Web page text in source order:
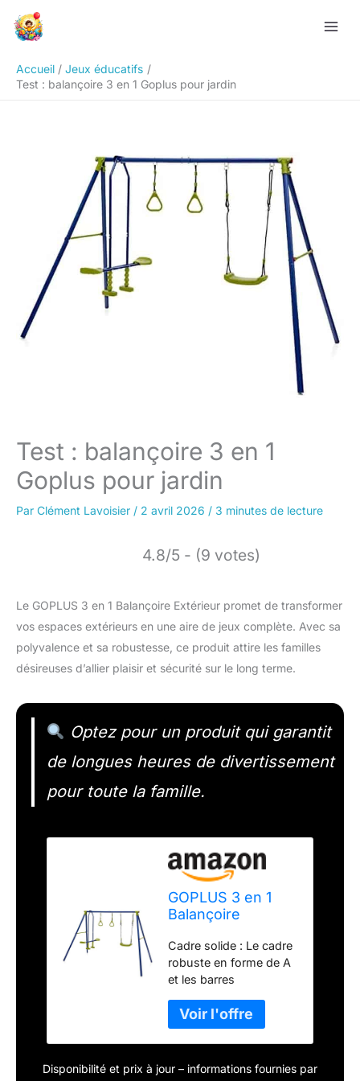
Accueil
Jeux éducatifs
Test : balançoire 3 en 1 Goplus pour jardin
Test : balançoire 3 en 1
Goplus pour jardin
Par Clément Lavoisier / 2 avril 2026 / 3 minutes de lecture
4.8/5 - (9 votes)
Le GOPLUS 3 en 1 Balançoire Extérieur promet de transformer
vos espaces extérieurs en une aire de jeux complète. Avec sa
polyvalence et sa robustesse, ce produit attire les familles
désireuses d’allier plaisir et sécurité sur le long terme.
Optez pour un produit qui garantit
de longues heures de divertissement
pour toute la famille.
GOPLUS 3 en 1
Balançoire
Portique et
Balançoire 3
Agrès Charge
200kg, Tape-Cul
Suspendu, 2
Anneaux de
Gymnastique,
177CM(H),pour
Cadre solide : Le cadre
robuste en forme de A
et les barres
le rendent solide,
durable et sûr à jouer.
De plus, nous le
concevons également
Disponibilité et prix à jour – informations fournies par
Rechercher